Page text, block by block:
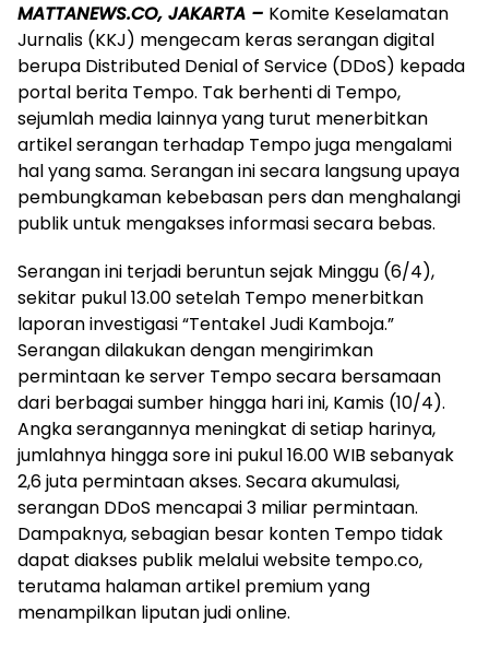
MATTANEWS.CO, JAKARTA – Komite Keselamatan
Jurnalis (KKJ) mengecam keras serangan digital
berupa Distributed Denial of Service (DDoS) kepada
portal berita Tempo. Tak berhenti di Tempo,
sejumlah media lainnya yang turut menerbitkan
artikel serangan terhadap Tempo juga mengalami
hal yang sama. Serangan ini secara langsung upaya
pembungkaman kebebasan pers dan menghalangi
publik untuk mengakses informasi secara bebas.
Serangan ini terjadi beruntun sejak Minggu (6/4),
sekitar pukul 13.00 setelah Tempo menerbitkan
laporan investigasi “Tentakel Judi Kamboja.”
Serangan dilakukan dengan mengirimkan
permintaan ke server Tempo secara bersamaan
dari berbagai sumber hingga hari ini, Kamis (10/4).
Angka serangannya meningkat di setiap harinya,
jumlahnya hingga sore ini pukul 16.00 WIB sebanyak
2,6 juta permintaan akses. Secara akumulasi,
serangan DDoS mencapai 3 miliar permintaan.
Dampaknya, sebagian besar konten Tempo tidak
dapat diakses publik melalui website tempo.co,
terutama halaman artikel premium yang
menampilkan liputan judi online.